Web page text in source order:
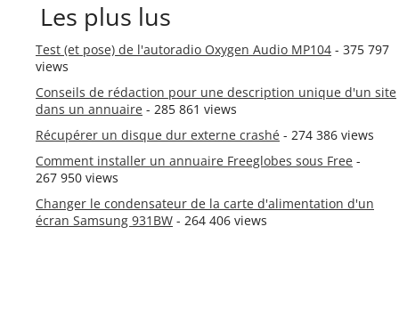
Les plus lus
Test (et pose) de l'autoradio Oxygen Audio MP104 - 375 797
views
Conseils de rédaction pour une description unique d'un site
dans un annuaire - 285 861 views
Récupérer un disque dur externe crashé - 274 386 views
Comment installer un annuaire Freeglobes sous Free -
267 950 views
Changer le condensateur de la carte d'alimentation d'un
écran Samsung 931BW - 264 406 views